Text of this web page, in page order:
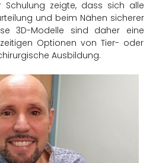
zeigte, dass sich alle
und beim Nähen sicherer
3D-Modelle sind daher eine
Optionen von Tier- oder
Ausbildung.